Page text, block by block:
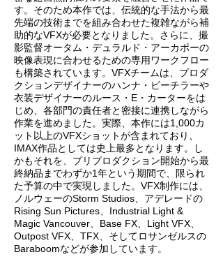
す。そのため本作では、伝統的な手法から最
先端の技術までを組み合わせた複雑ながら補
助的なVFXが必要となりました。さらに、撮
影監督オータム・デュラルド・アーカポーの
映像表現に合わせるための専用ワークフロー
も構築されています。VFXチームは、プロダ
クションデザイナーのハンナ・ビーチラーや
衣装デザイナーのルース・E・カーターをは
じめ、各部門の責任者と密接に連携しながら
作業を進めました。実際、本作には1,000カ
ット以上のVFXショットが含まれており、
IMAX作品としては史上最多となります。し
かもそれを、プリプロダクション開始から最
終納品までわずか1年という期間で、限られ
た予算の中で実現しました。VFX制作には、
ノルウェーのStorm Studios、アデレードの
Rising Sun Pictures、Industrial Light &
Magic Vancouver、Base FX、Light VFX、
Outpost VFX、TFX、そしてロサンゼルスの
Baraboomなどが参加しています。